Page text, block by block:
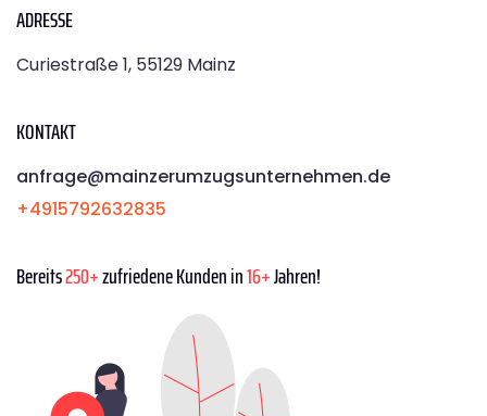
ADRESSE
Curiestraße 1, 55129 Mainz
KONTAKT
anfrage@mainzerumzugsunternehmen.de
+4915792632835
Bereits250+zufriedene Kunden in16+Jahren!